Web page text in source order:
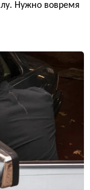
Нужно вовремя